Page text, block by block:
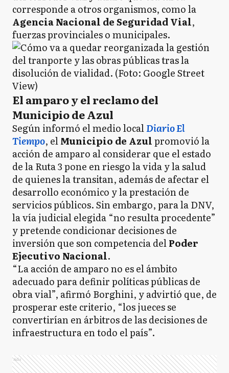
corresponde a otros organismos, como la
Agencia Nacional de Seguridad Vial,
fuerzas provinciales o municipales.
El amparo y el reclamo del
Municipio de Azul
Según informó el medio localDiario El
Tiempo, elMunicipio de Azulpromovió la
acción de amparo al considerar que el estado
de la Ruta 3 pone en riesgo la vida y la salud
de quienes la transitan, además de afectar el
desarrollo económico y la prestación de
servicios públicos. Sin embargo, para la DNV,
la vía judicial elegida “no resulta procedente”
y pretende condicionar decisiones de
inversión que son competencia delPoder
Ejecutivo Nacional.
“La acción de amparo no es el ámbito
adecuado para definir políticas públicas de
obra vial”, afirmó Borghini, y advirtió que, de
prosperar este criterio, “los jueces se
convertirían en árbitros de las decisiones de
infraestructura en todo el país”.
Ads